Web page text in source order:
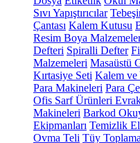
Sıvı Yapıştırıcılar
Çantası Kalem Kutusu
Resim Boya
Defteri Spiralli Defter
Malzemeleri Masaüstü
Kırtasiye Seti Kalem ve
Para Makineleri Para
Ofis Sarf Ürünleri
Makineleri Barkod
Ekipmanları Temizlik
Ovma Teli Tüy